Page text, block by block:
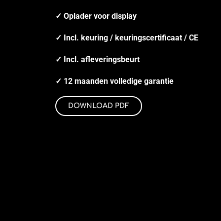
✓ Oplader voor display
✓ Incl. keuring / keuringscertificaat / CE
✓ Incl. afleveringsbeurt
✓ 12 maanden volledige garantie
DOWNLOAD PDF